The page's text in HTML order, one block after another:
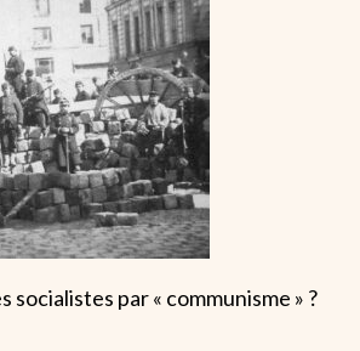
socialistes par « communisme » ?